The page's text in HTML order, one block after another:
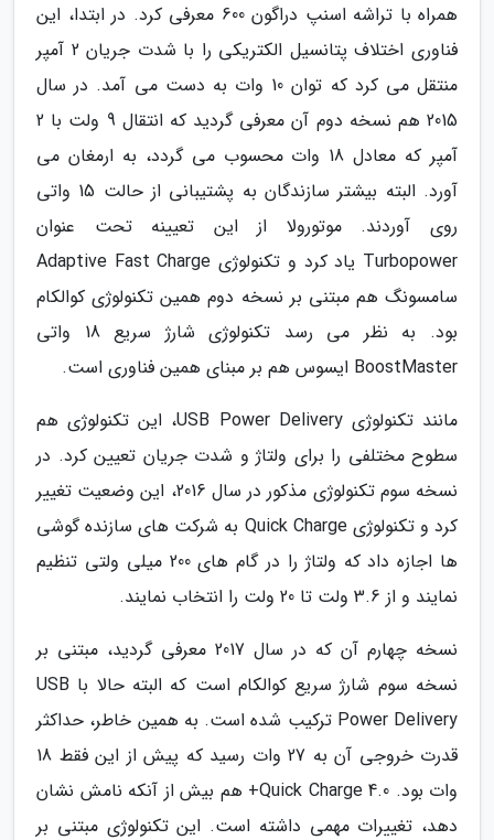
همراه با تراشه اسنپ دراگون 600 معرفی کرد. در ابتدا، این
فناوری اختلاف پتانسیل الکتریکی را با شدت جریان 2 آمپر
منتقل می کرد که توان 10 وات به دست می آمد. در سال
2015 هم نسخه دوم آن معرفی گردید که انتقال 9 ولت با 2
آمپر که معادل 18 وات محسوب می گردد، به ارمغان می
آورد. البته بیشتر سازندگان به پشتیبانی از حالت 15 واتی
روی آوردند. موتورولا از این تعیینه تحت عنوان
Turbopower یاد کرد و تکنولوژی Adaptive Fast Charge
سامسونگ هم مبتنی بر نسخه دوم همین تکنولوژی کوالکام
بود. به نظر می رسد تکنولوژی شارژ سریع 18 واتی
BoostMaster ایسوس هم بر مبنای همین فناوری است.
مانند تکنولوژی USB Power Delivery، این تکنولوژی هم
سطوح مختلفی را برای ولتاژ و شدت جریان تعیین کرد. در
نسخه سوم تکنولوژی مذکور در سال 2016، این وضعیت تغییر
کرد و تکنولوژی Quick Charge به شرکت های سازنده گوشی
ها اجازه داد که ولتاژ را در گام های 200 میلی ولتی تنظیم
نمایند و از 3.6 ولت تا 20 ولت را انتخاب نمایند.
نسخه چهارم آن که در سال 2017 معرفی گردید، مبتنی بر
نسخه سوم شارژ سریع کوالکام است که البته حالا با USB
Power Delivery ترکیب شده است. به همین خاطر، حداکثر
قدرت خروجی آن به 27 وات رسید که پیش از این فقط 18
وات بود. Quick Charge 4.0+ هم بیش از آنکه نامش نشان
دهد، تغییرات مهمی داشته است. این تکنولوژی مبتنی بر